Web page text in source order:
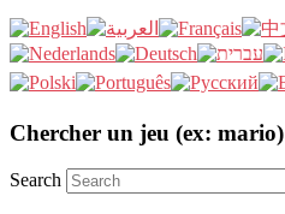
Chercher un jeu (ex: mario)
Search